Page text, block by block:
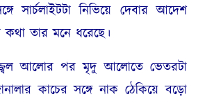
সার্চলাইটটা নিভিয়ে দেবার আদেশ
তার মনে ধরেছে।
আলোর পর মৃদু আলোতে ভেতরটা
কাচের সঙ্গে নাক ঠেকিয়ে বড়ো